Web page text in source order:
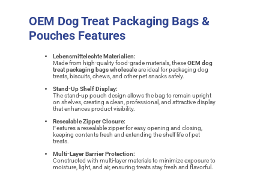
OEM Dog Treat Packaging Bags &
Pouches Features
Lebensmittelechte Materialien:
Made from high-quality food-grade materials, theseOEM dog
treat packaging bags wholesaleare ideal for packaging dog
treats, biscuits, chews, and other pet snacks safely.
Stand-Up Shelf Display:
The stand-up pouch design allows the bag to remain upright
on shelves, creating a clean, professional, and attractive display
that enhances product visibility.
Resealable Zipper Closure:
Features a resealable zipper for easy opening and closing,
keeping contents fresh and extending the shelf life of pet
treats.
Multi-Layer Barrier Protection:
Constructed with multi-layer materials to minimize exposure to
moisture, light, and air, ensuring treats stay fresh and flavorful.